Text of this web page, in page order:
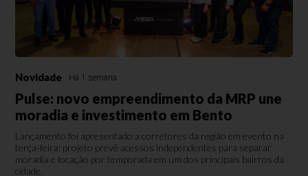
Novidade Há 1 semana
Pulse: novo empreendimento da MRP une
moradia e investimento em Bento
Lançamento foi apresentado a corretores da região em evento na
terça-feira; projeto prevê acessos independentes para separar
moradia e locação por temporada em um dos principais bairros da
cidade.